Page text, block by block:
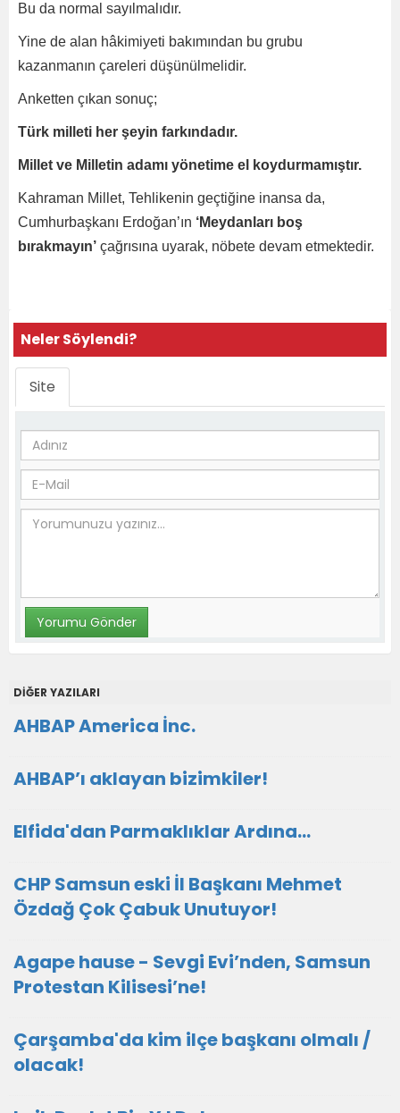
Bu da normal sayılmalıdır.
Yine de alan hâkimiyeti bakımından bu grubu
kazanmanın çareleri düşünülmelidir.
Anketten çıkan sonuç;
Türk milleti her şeyin farkındadır.
Millet ve Milletin adamı yönetime el koydurmamıştır.
Kahraman Millet, Tehlikenin geçtiğine inansa da,
Cumhurbaşkanı Erdoğan’ın ‘Meydanları boş
bırakmayın’ çağrısına uyarak, nöbete devam etmektedir.
Neler Söylendi?
Site
DİĞER YAZILARI
AHBAP America İnc.
AHBAP’ı aklayan bizimkiler!
Elfida'dan Parmaklıklar Ardına…
CHP Samsun eski İl Başkanı Mehmet
Özdağ Çok Çabuk Unutuyor!
Agape hause - Sevgi Evi’nden, Samsun
Protestan Kilisesi’ne!
Çarşamba'da kim ilçe başkanı olmalı /
olacak!